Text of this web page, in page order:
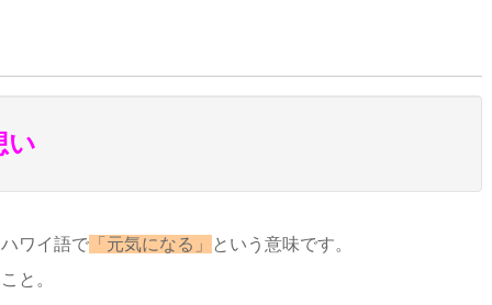
い
ワイ語で 「元気になる」
という意味です。
と。